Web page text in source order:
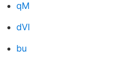
qM
dVI
bu